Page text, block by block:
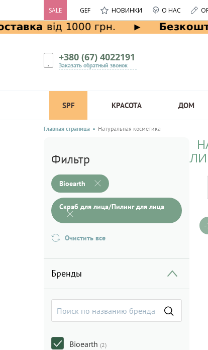
SALE GEF НОВИНКИ О НАС
+380 (67) 4022191
Заказать обратный звонок
SPF КРАСОТА ДОМ
Главная страница Натуральная косметика
Фильтр
Bioearth
Скраб для лица/Пилинг для лица
Очистить все
Бренды
Bioearth (2)